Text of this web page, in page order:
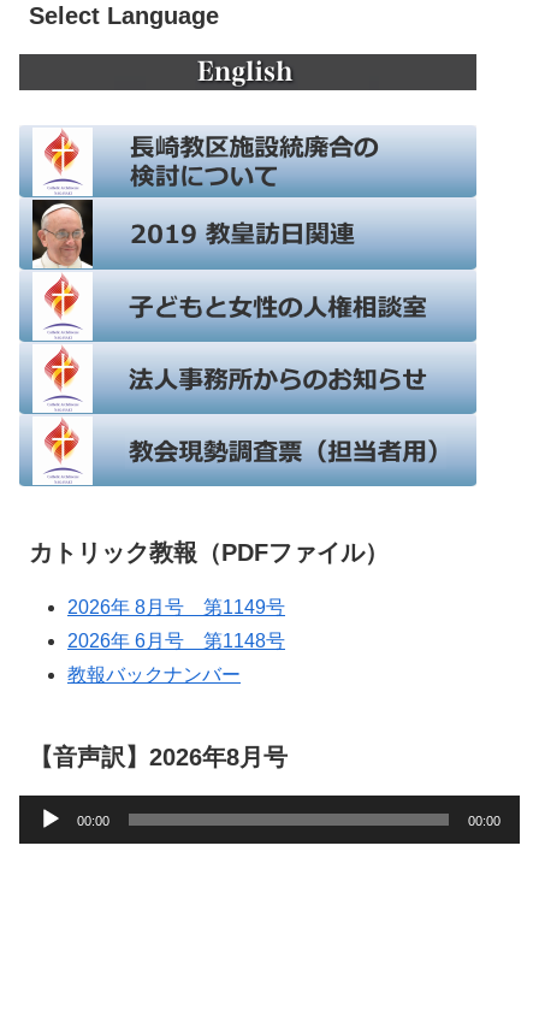
Select Language
カトリック教報（PDFファイル）
2026年 8月号 第1149号
2026年 6月号 第1148号
教報バックナンバー
【音声訳】2026年8月号
声
00:00 00:00